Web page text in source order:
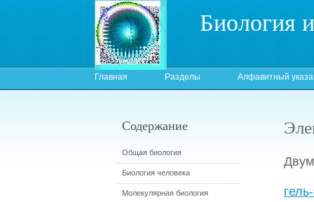
Биология
Главная Разделы Алфавитный
Содержание
Общая биология
Биология человека
Молекулярная биология